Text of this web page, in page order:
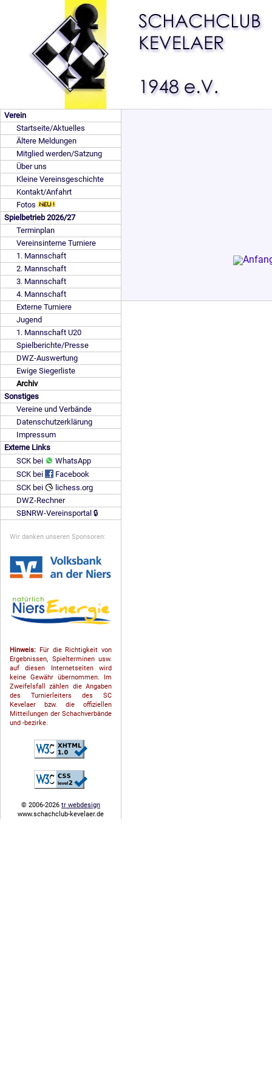
Verein
Startseite/Aktuelles
Ältere Meldungen
Mitglied werden/Satzung
Über uns
Kleine Vereinsgeschichte
Kontakt/Anfahrt
Fotos
Spielbetrieb 2026/27
Terminplan
Vereinsinterne Turniere
1. Mannschaft
2. Mannschaft
3. Mannschaft
4. Mannschaft
Externe Turniere
Jugend
1. Mannschaft U20
Spielberichte/Presse
DWZ-Auswertung
Ewige Siegerliste
Archiv
Sonstiges
Vereine und Verbände
Datenschutzerklärung
Impressum
Externe Links
SCK bei
WhatsApp
SCK bei
Facebook
SCK bei
lichess.org
DWZ-Rechner
SBNRW-Vereinsportal 🔒
Wir danken unseren Sponsoren:
Hinweis: Für die Richtigkeit von
Ergebnissen, Spielterminen usw.
auf diesen Internetseiten wird
keine Gewähr übernommen. Im
Zweifelsfall zählen die Angaben
des Turnierleiters des SC
Kevelaer bzw. die offiziellen
Mitteilungen der Schach­ver­bände
und -bezirke.
© 2006-2026 tr webdesign
www.schachclub-kevelaer.de